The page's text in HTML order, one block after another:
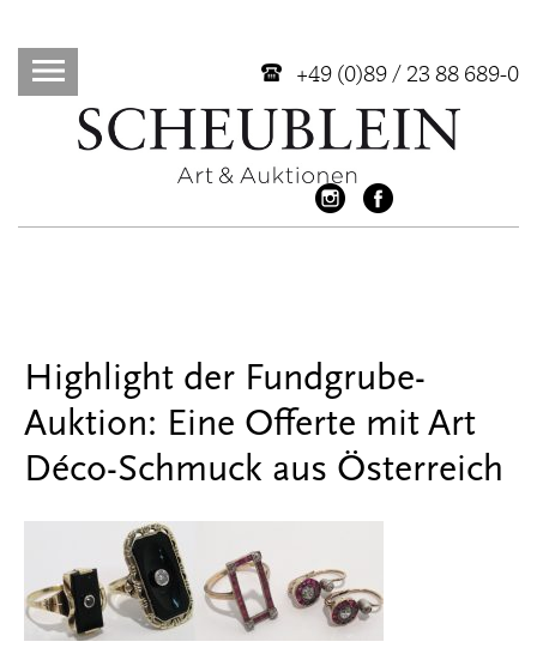
+49 (0)89 / 23 88 689-0
Highlight der Fundgrube-
Auktion: Eine Offerte mit Art
Déco-Schmuck aus Österreich